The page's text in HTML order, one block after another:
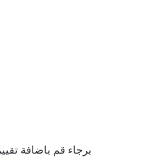
برجاء قم باضافة